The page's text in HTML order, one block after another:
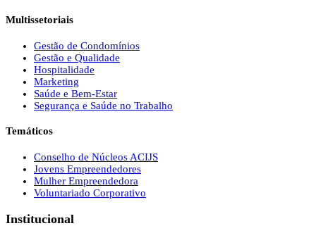
Multissetoriais
Gestão de Condomínios
Gestão e Qualidade
Hospitalidade
Marketing
Saúde e Bem-Estar
Segurança e Saúde no Trabalho
Temáticos
Conselho de Núcleos ACIJS
Jovens Empreendedores
Mulher Empreendedora
Voluntariado Corporativo
Institucional